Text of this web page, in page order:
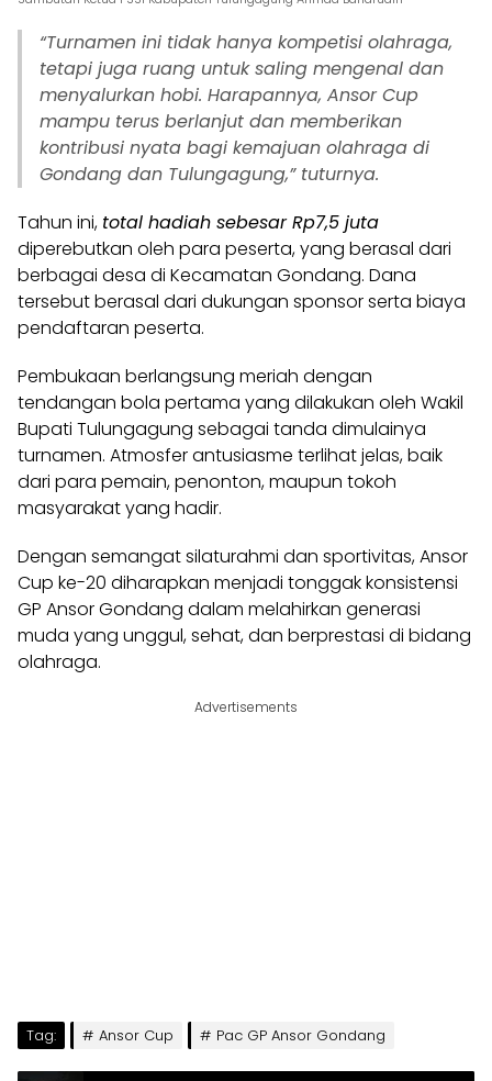
“Turnamen ini tidak hanya kompetisi olahraga,
tetapi juga ruang untuk saling mengenal dan
menyalurkan hobi. Harapannya, Ansor Cup
mampu terus berlanjut dan memberikan
kontribusi nyata bagi kemajuan olahraga di
Gondang dan Tulungagung,” tuturnya.
Tahun ini, total hadiah sebesar Rp7,5 juta
diperebutkan oleh para peserta, yang berasal dari
berbagai desa di Kecamatan Gondang. Dana
tersebut berasal dari dukungan sponsor serta biaya
pendaftaran peserta.
Pembukaan berlangsung meriah dengan
tendangan bola pertama yang dilakukan oleh Wakil
Bupati Tulungagung sebagai tanda dimulainya
turnamen. Atmosfer antusiasme terlihat jelas, baik
dari para pemain, penonton, maupun tokoh
masyarakat yang hadir.
Dengan semangat silaturahmi dan sportivitas, Ansor
Cup ke-20 diharapkan menjadi tonggak konsistensi
GP Ansor Gondang dalam melahirkan generasi
muda yang unggul, sehat, dan berprestasi di bidang
olahraga.
Advertisements
Tag: Ansor Cup Pac GP Ansor Gondang